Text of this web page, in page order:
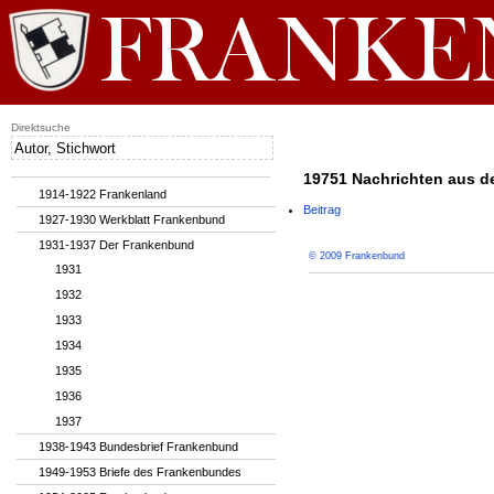
19751 Nachrichten aus
Beitrag
© 2009 Frankenbund
1914-1922 Frankenland
1927-1930 Werkblatt Frankenbund
1931-1937 Der Frankenbund
1931
1932
1933
1934
1935
1936
1937
1938-1943 Bundesbrief Frankenbund
1949-1953 Briefe des Frankenbundes
Direktsuche